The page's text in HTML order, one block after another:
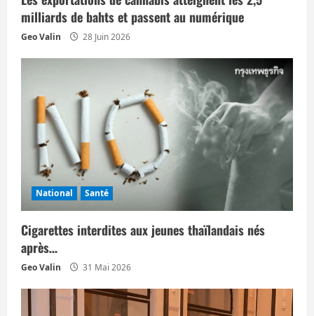
r
t
milliards de bahts et passent au numérique
Geo Valin 28 Juin 2026
National Santé
Cigarettes interdites aux jeunes thaïlandais nés
après…
Geo Valin 31 Mai 2026